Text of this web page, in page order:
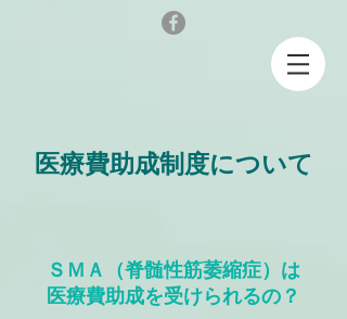
医療費助成制度について
ＳＭＡ（脊髄性筋萎縮症）は
医療費助成を受けられるの？